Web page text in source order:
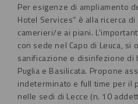
Per esigenze di ampliamento
Hotel Services” è alla ricerca
camerieri/e ai piani.
con sede nel Capo di Leuca, si
sanificazione e disinfezione
Puglia e Basilicata. Propone
indeterminato e full time per il
nelle sedi di Lecce (n. 10